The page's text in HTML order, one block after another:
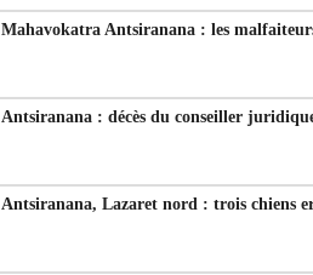
Mahavokatra Antsiranana : les
Antsiranana : décès du conseiller
Antsiranana, Lazaret nord : trois chiens